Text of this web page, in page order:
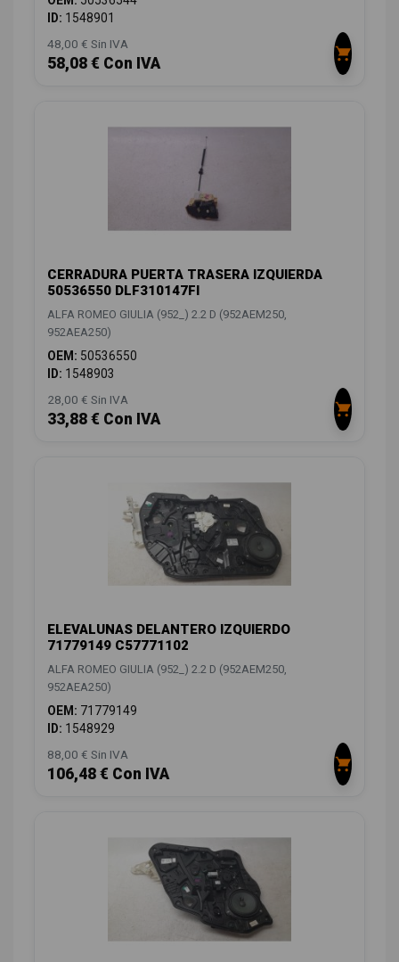
ID: 1548901
48,00 € Sin IVA
58,08 € Con IVA
CERRADURA PUERTA TRASERA IZQUIERDA
50536550 DLF310147FI
ALFA ROMEO GIULIA (952_) 2.2 D (952AEM250,
952AEA250)
OEM: 50536550
ID: 1548903
28,00 € Sin IVA
33,88 € Con IVA
ELEVALUNAS DELANTERO IZQUIERDO
71779149 C57771102
ALFA ROMEO GIULIA (952_) 2.2 D (952AEM250,
952AEA250)
OEM: 71779149
ID: 1548929
88,00 € Sin IVA
106,48 € Con IVA